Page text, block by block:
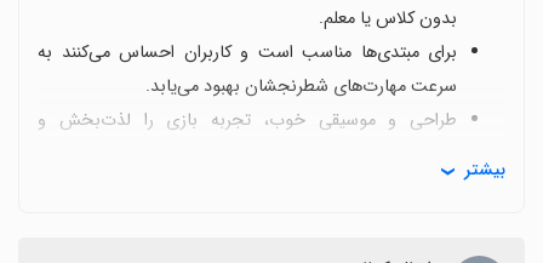
بدون کلاس یا معلم.
برای مبتدی‌ها مناسب است و کاربران احساس می‌کنند به
سرعت مهارت‌های شطرنجشان بهبود می‌یابد.
طراحی و موسیقی خوب، تجربه بازی را لذت‌بخش و
امکان بازی دونفره آفلاین وجود ندارد و برای بازی باید وارد
بیشتر